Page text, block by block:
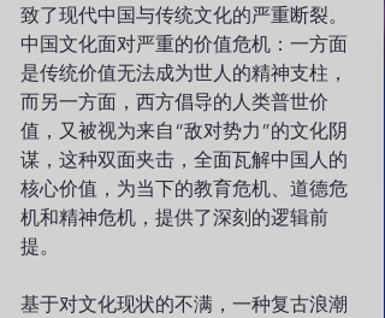
致了现代中国与传统文化的严重断裂。
中国文化面对严重的价值危机：一方面
是传统价值无法成为世人的精神支柱，
而另一方面，西方倡导的人类普世价
值，又被视为来自“敌对势力”的文化阴
谋，这种双面夹击，全面瓦解中国人的
核心价值，为当下的教育危机、道德危
机和精神危机，提供了深刻的逻辑前
提。
基于对文化现状的不满，一种复古浪潮